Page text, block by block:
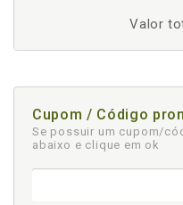
Valor
Cupom / Código
Se possuir um cupom/
abaixo e clique em ok